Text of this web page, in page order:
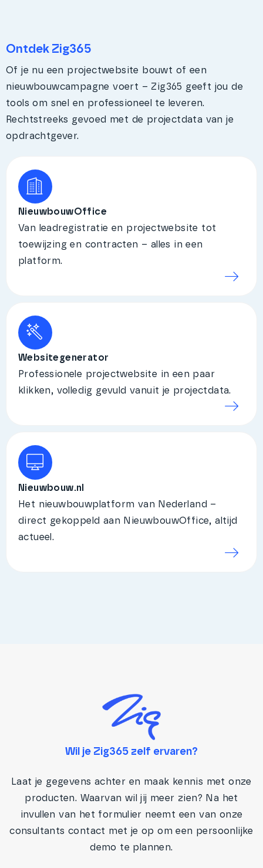
Ontdek Zig365
Of je nu een projectwebsite bouwt of een
nieuwbouwcampagne voert – Zig365 geeft jou de
tools om snel en professioneel te leveren.
Rechtstreeks gevoed met de projectdata van je
opdrachtgever.
NieuwbouwOffice
Van leadregistratie en projectwebsite tot
toewijzing en contracten – alles in een
platform.
Websitegenerator
Professionele projectwebsite in een paar
klikken, volledig gevuld vanuit je projectdata.
Nieuwbouw.nl
Het nieuwbouwplatform van Nederland –
direct gekoppeld aan NieuwbouwOffice, altijd
actueel.
Wil je Zig365 zelf ervaren?
Laat je gegevens achter en maak kennis met onze
producten. Waarvan wil jij meer zien? Na het
invullen van het formulier neemt een van onze
consultants contact met je op om een persoonlijke
demo te plannen.